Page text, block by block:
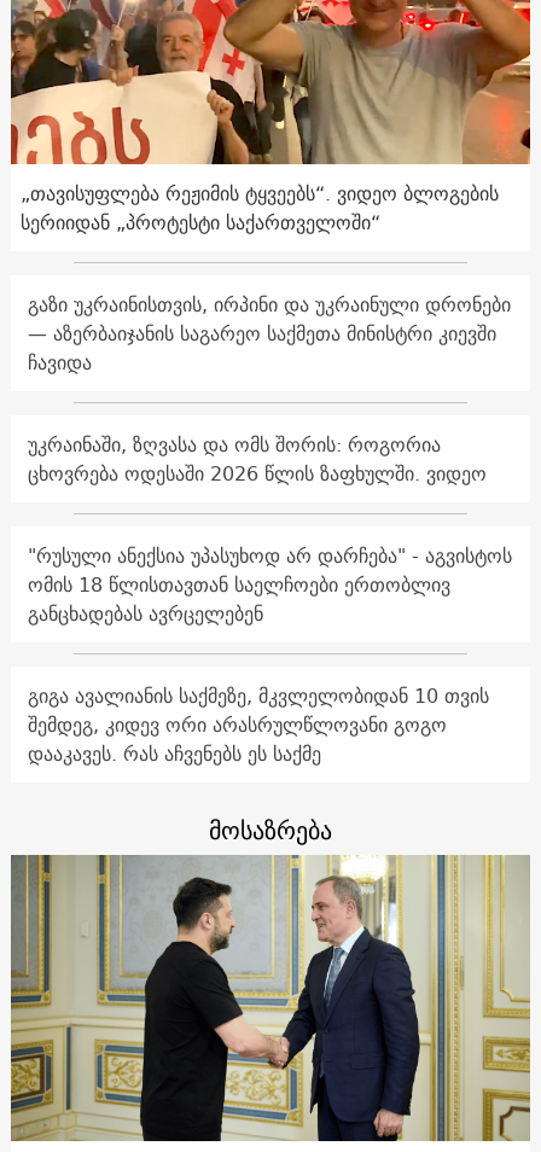
„თავისუფლება რეჟიმის ტყვეებს“. ვიდეო ბლოგების
სერიიდან „პროტესტი საქართველოში“
გაზი უკრაინისთვის, ირპინი და უკრაინული დრონები
— აზერბაიჯანის საგარეო საქმეთა მინისტრი კიევში
ჩავიდა
უკრაინაში, ზღვასა და ომს შორის: როგორია
ცხოვრება ოდესაში 2026 წლის ზაფხულში. ვიდეო
"რუსული ანექსია უპასუხოდ არ დარჩება" - აგვისტოს
ომის 18 წლისთავთან საელჩოები ერთობლივ
განცხადებას ავრცელებენ
გიგა ავალიანის საქმეზე, მკვლელობიდან 10 თვის
შემდეგ, კიდევ ორი არასრულწლოვანი გოგო
დააკავეს. რას აჩვენებს ეს საქმე
მოსაზრება